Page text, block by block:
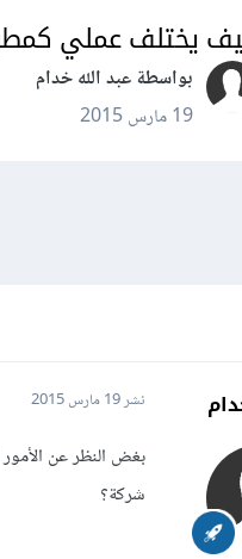
يختلف عملي
بواسطة عبد الله خدام
19 مارس 2015
نشر19 مارس 2015
بغض النظر عن
شركة؟